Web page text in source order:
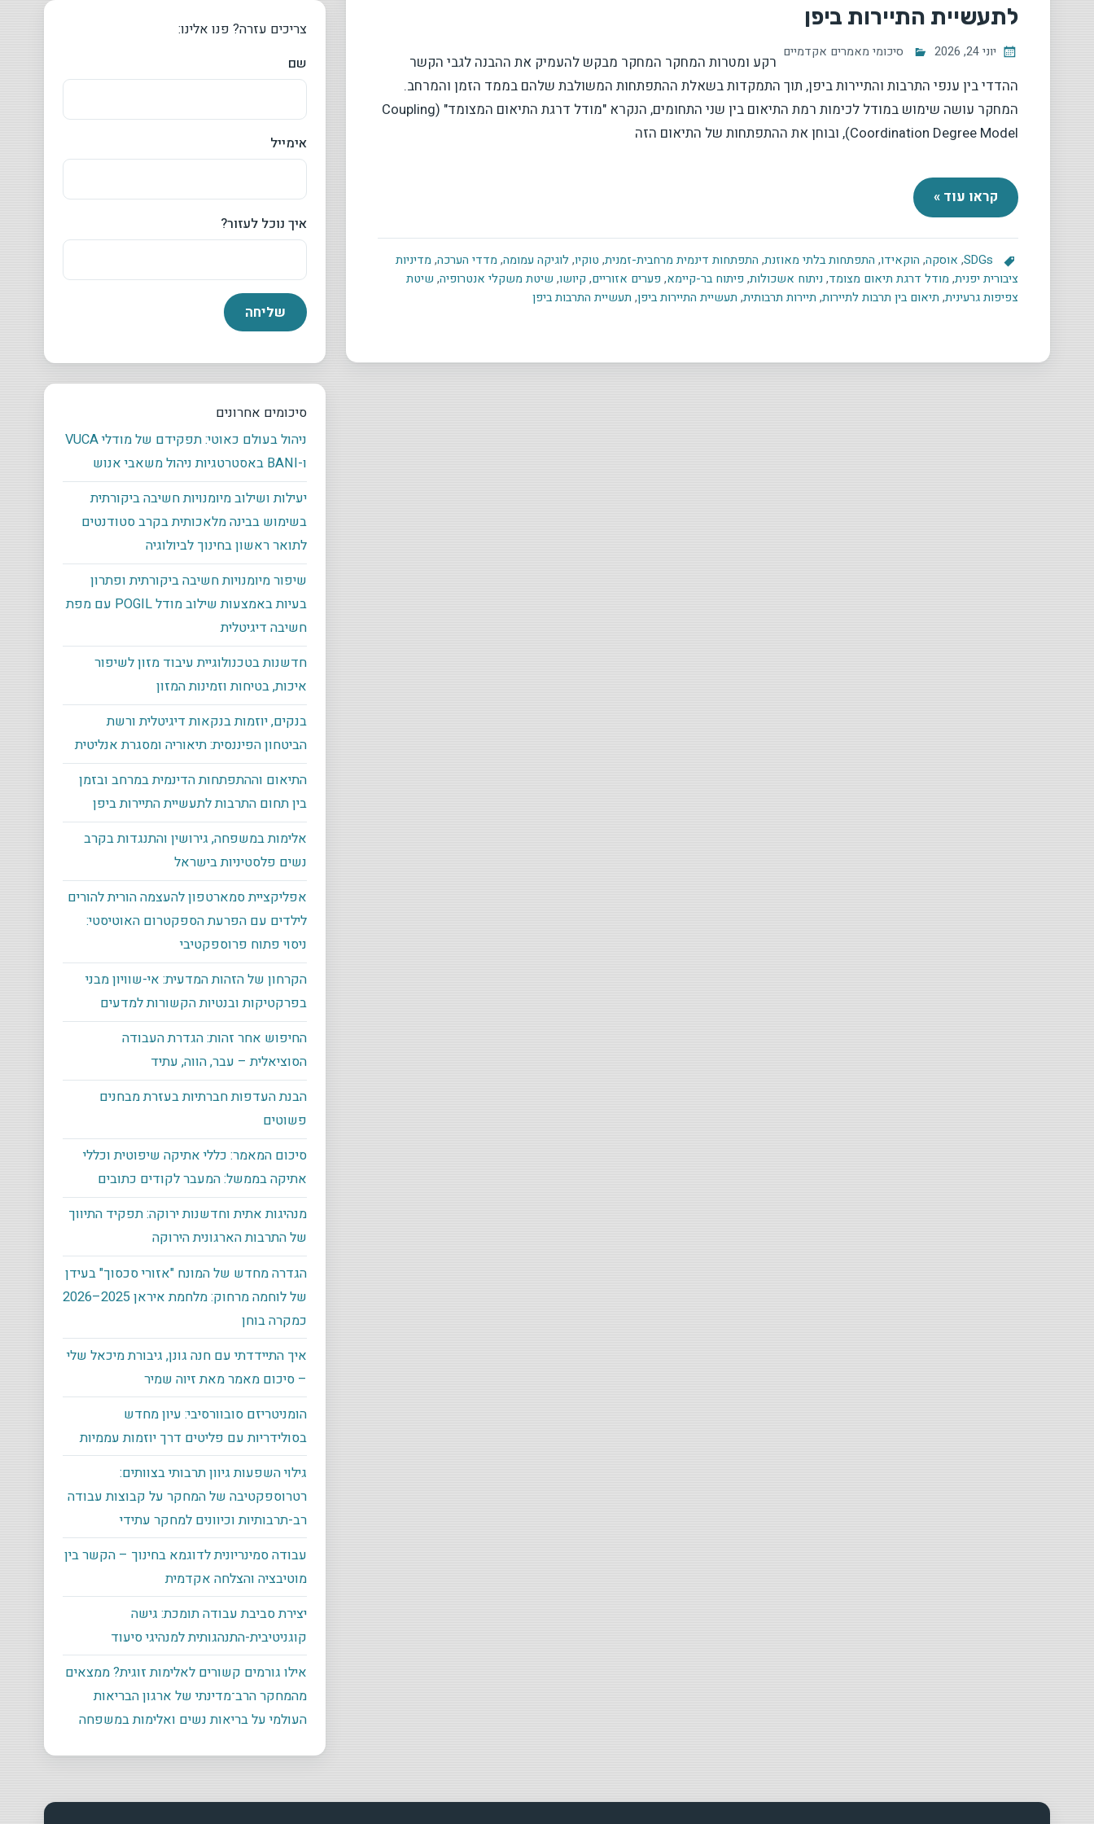
לתעשיית התיירות ביפן
יוני 24, 2026 סיכומי מאמרים אקדמיים
רקע ומטרות המחקר המחקר מבקש להעמיק את ההבנה לגבי הקשר
ההדדי בין ענפי התרבות והתיירות ביפן, תוך התמקדות בשאלת ההתפתחות המשולבת שלהם בממד הזמן והמרחב.
המחקר עושה שימוש במודל לכימות רמת התיאום בין שני התחומים, הנקרא "מודל דרגת התיאום המצומד" (Coupling
Coordination Degree Model), ובוחן את ההתפתחות של התיאום הזה
קראו עוד »
SDGs
, אוסקה, הוקאידו, התפתחות בלתי מאוזנת, התפתחות דינמית מרחבית-זמנית, טוקיו,לוגיקה עמומה, מדדי הערכה, מדיניות
ציבורית יפנית, מודל דרגת תיאום מצומד, ניתוח אשכולות, פיתוח בר-קיימא, פערים אזוריים, קיושו, שיטת משקלי אנטרופיה, שיטת
צפיפות גרעינית, תיאום בין תרבות לתיירות, תיירות תרבותית, תעשיית התיירות ביפן, תעשיית התרבות ביפן
צריכים עזרה? פנו אלינו:
שם
אימייל
איך נוכל לעזור?
סיכומים אחרונים
ניהול בעולם כאוטי: תפקידם של מודלי VUCA
ו-BANI באסטרטגיות ניהול משאבי אנוש
יעילות ושילוב מיומנויות חשיבה ביקורתית
בשימוש בבינה מלאכותית בקרב סטודנטים
לתואר ראשון בחינוך לביולוגיה
שיפור מיומנויות חשיבה ביקורתית ופתרון
בעיות באמצעות שילוב מודל POGIL עם מפת
חשיבה דיגיטלית
חדשנות בטכנולוגיית עיבוד מזון לשיפור
איכות, בטיחות וזמינות המזון
בנקים, יוזמות בנקאות דיגיטלית ורשת
הביטחון הפיננסית: תיאוריה ומסגרת אנליטית
התיאום וההתפתחות הדינמית במרחב ובזמן
בין תחום התרבות לתעשיית התיירות ביפן
אלימות במשפחה, גירושין והתנגדות בקרב
נשים פלסטיניות בישראל
אפליקציית סמארטפון להעצמה הורית להורים
לילדים עם הפרעת הספקטרום האוטיסטי:
ניסוי פתוח פרוספקטיבי
הקרחון של הזהות המדעית: אי-שוויון מבני
בפרקטיקות ובנטיות הקשורות למדעים
החיפוש אחר זהות: הגדרת העבודה
הסוציאלית – עבר, הווה, עתיד
הבנת העדפות חברתיות בעזרת מבחנים
פשוטים
סיכום המאמר: כללי אתיקה שיפוטית וכללי
אתיקה בממשל: המעבר לקודים כתובים
מנהיגות אתית וחדשנות ירוקה: תפקיד התיווך
של התרבות הארגונית הירוקה
הגדרה מחדש של המונח "אזורי סכסוך" בעידן
של לוחמה מרחוק: מלחמת איראן 2025–2026
כמקרה בוחן
איך התיידדתי עם חנה גונן, גיבורת מיכאל שלי
– סיכום מאמר מאת זיוה שמיר
הומניטריזם סובוורסיבי: עיון מחדש
בסולידריות עם פליטים דרך יוזמות עממיות
גילוי השפעות גיוון תרבותי בצוותים:
רטרוספקטיבה של המחקר על קבוצות עבודה
רב-תרבותיות וכיוונים למחקר עתידי
עבודה סמינריונית לדוגמא בחינוך – הקשר בין
מוטיבציה והצלחה אקדמית
יצירת סביבת עבודה תומכת: גישה
קוגניטיבית-התנהגותית למנהיגי סיעוד
אילו גורמים קשורים לאלימות זוגית? ממצאים
מהמחקר הרב־מדינתי של ארגון הבריאות
העולמי על בריאות נשים ואלימות במשפחה